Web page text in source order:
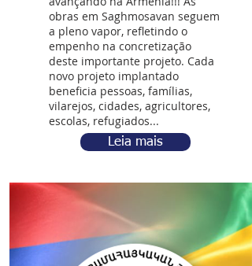
obras em Saghmosavan seguem
a pleno vapor, refletindo o
empenho na concretização
deste importante projeto. Cada
novo projeto implantado
beneficia pessoas, famílias,
vilarejos, cidades, agricultores,
escolas, refugiados...
Leia mais